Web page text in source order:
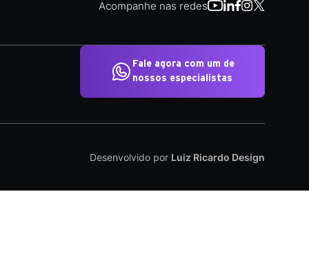
Acompanhe nas redes
Fale agora com um de
nossos especialistas
Desenvolvido por Luiz Ricardo Design